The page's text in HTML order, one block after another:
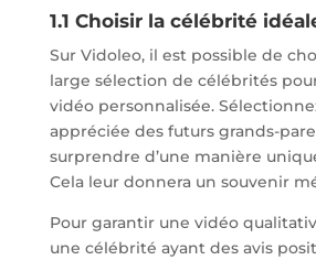
1.1 Choisir la célébrité
Sur Vidoleo, il est possible de
large sélection de célébrités
vidéo personnalisée.
appréciée des futurs grands-
surprendre d’une manière
Cela leur donnera un souvenir
Pour garantir une vidéo
une célébrité ayant des avis